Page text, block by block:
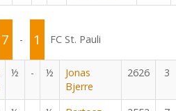
7 - 1 FC St. Pauli
½ - ½
Jonas
Bjerre
2626 3